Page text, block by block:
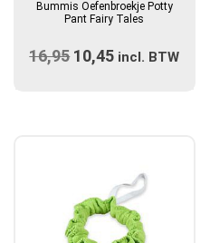
heeft
variaties.
op
de
productpagina
Bummis Oefenbroekje Potty
Pant Fairy Tales
16,95 Oorspronkelijke
10,45 Huidige
incl. BTW